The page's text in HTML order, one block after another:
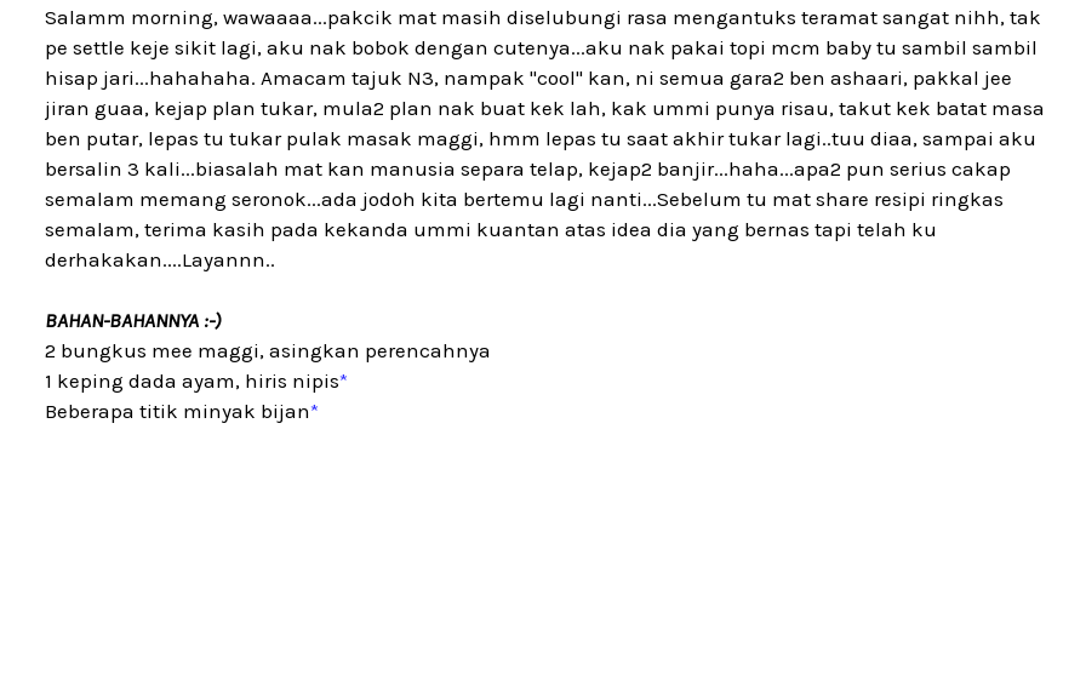
Salamm morning, wawaaaa...pakcik mat masih diselubungi rasa mengantuks teramat sangat nihh, tak
pe settle keje sikit lagi, aku nak bobok dengan cutenya...aku nak pakai topi mcm baby tu sambil sambil
hisap jari...hahahaha. Amacam tajuk N3, nampak "cool" kan, ni semua gara2 ben ashaari, pakkal jee
jiran guaa, kejap plan tukar, mula2 plan nak buat kek lah, kak ummi punya risau, takut kek batat masa
ben putar, lepas tu tukar pulak masak maggi, hmm lepas tu saat akhir tukar lagi..tuu diaa, sampai aku
bersalin 3 kali...biasalah mat kan manusia separa telap, kejap2 banjir...haha...apa2 pun serius cakap
semalam memang seronok...ada jodoh kita bertemu lagi nanti...Sebelum tu mat share resipi ringkas
semalam, terima kasih pada kekanda ummi kuantan atas idea dia yang bernas tapi telah ku
derhakakan....Layannn..
BAHAN-BAHANNYA :-)
2 bungkus mee maggi, asingkan perencahnya
1 keping dada ayam, hiris nipis*
Beberapa titik minyak bijan*